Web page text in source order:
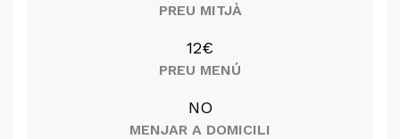
PREU MITJÀ
12€
PREU MENÚ
NO
MENJAR A DOMICILI